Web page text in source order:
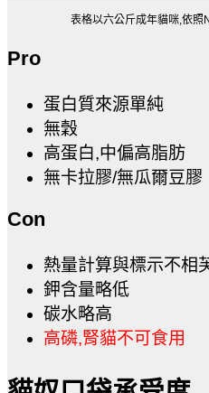
表格以六公斤成年貓咪,依照
Pro
蛋白質來源單純
無穀
高蛋白,中偏高脂肪
無卡拉膠/無瓜爾豆膠
Con
熱量計算與標示不相
鉀含量略低
碳水略高
高磷,腎貓不可食用